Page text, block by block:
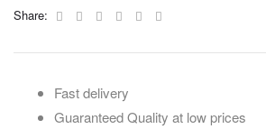
Share:
Facebook
TwitterLinkedinGoogle+Pinterest
Fast delivery
Guaranteed Quality at low prices